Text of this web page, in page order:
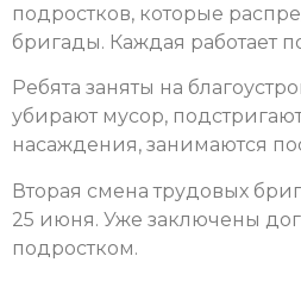
подростков, которые
бригады. Каждая работает
Ребята заняты на
убирают мусор,
насаждения, занимаются
Вторая смена трудовых
25 июня. Уже заключены
подростком.